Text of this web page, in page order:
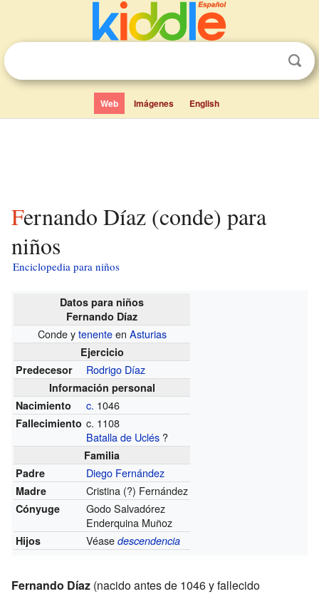
Web Imágenes English
Fernando Díaz (conde) para
niños
Enciclopedia para niños
Datos para niños
Fernando Díaz
Conde ytenenteen Asturias
Ejercicio
Predecesor
Rodrigo Díaz
Información personal
Nacimiento
c. 1046
Fallecimiento c. 1108
Batalla de Uclés ?
Familia
Padre
Diego Fernández
Madre Cristina (?) Fernández
Cónyuge
Godo Salvadórez
Enderquina Muñoz
Hijos Véasedescendencia
Fernando Díaz (nacido antes de 1046 y fallecido